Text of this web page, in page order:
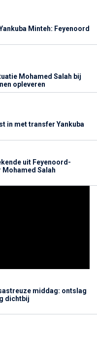
Minteh: Feyenoord
Mohamed Salah bij
opleveren
in met transfer Yankuba
uit Feyenoord-
Salah
middag: ontslag
dichtbij